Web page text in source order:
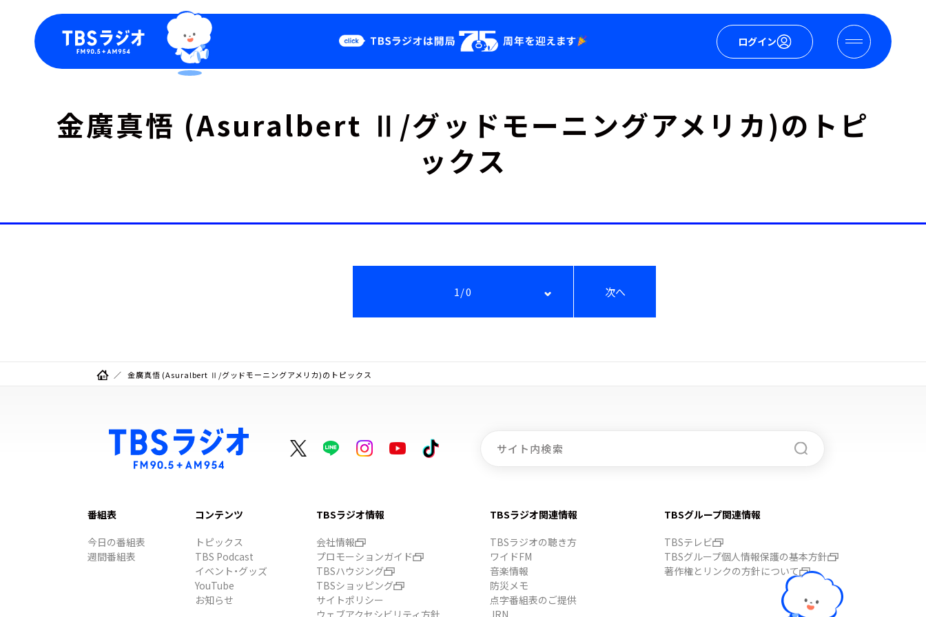
ログイン
週間番組表
TBS
Podcast
YouTube
会社情報
金廣真悟 (Asuralbert Ⅱ/グッドモーニングアメリカ)のトピ
ックス
1/0 次へ
金廣真悟 (Asuralbert Ⅱ/グッドモーニングアメリカ)のトピックス
番組表
今日の番組表
週間番組表
コンテンツ
トピックス
TBS Podcast
イベント・グッズ
YouTube
お知らせ
TBSラジオ情報
会社情報
プロモーションガイド
TBSハウジング
TBSショッピング
サイトポリシー
ウェブアクセシビリティ方針
TBSラジオ関連情報
TBSラジオの聴き方
ワイドFM
音楽情報
防災メモ
点字番組表のご提供
JRN
TBSグループ関連情報
TBSテレビ
TBSグループ個人情報保護の基本方針
著作権とリンクの方針について